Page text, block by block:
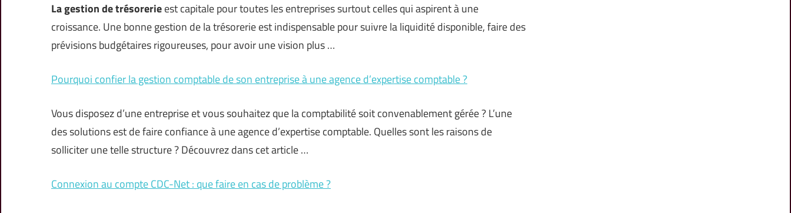
La gestion de trésorerieest capitale pour toutes les entreprises surtout celles qui aspirent à une
croissance. Une bonne gestion de la trésorerie est indispensable pour suivre la liquidité disponible, faire des
prévisions budgétaires rigoureuses, pour avoir une vision plus …
Pourquoi confier la gestion comptable de son entreprise à une agence d’expertise comptable ?
Vous disposez d’une entreprise et vous souhaitez que la comptabilité soit convenablement gérée ? L’une
des solutions est de faire confiance à une agence d’expertise comptable. Quelles sont les raisons de
solliciter une telle structure ? Découvrez dans cet article …
Connexion au compte CDC-Net : que faire en cas de problème ?